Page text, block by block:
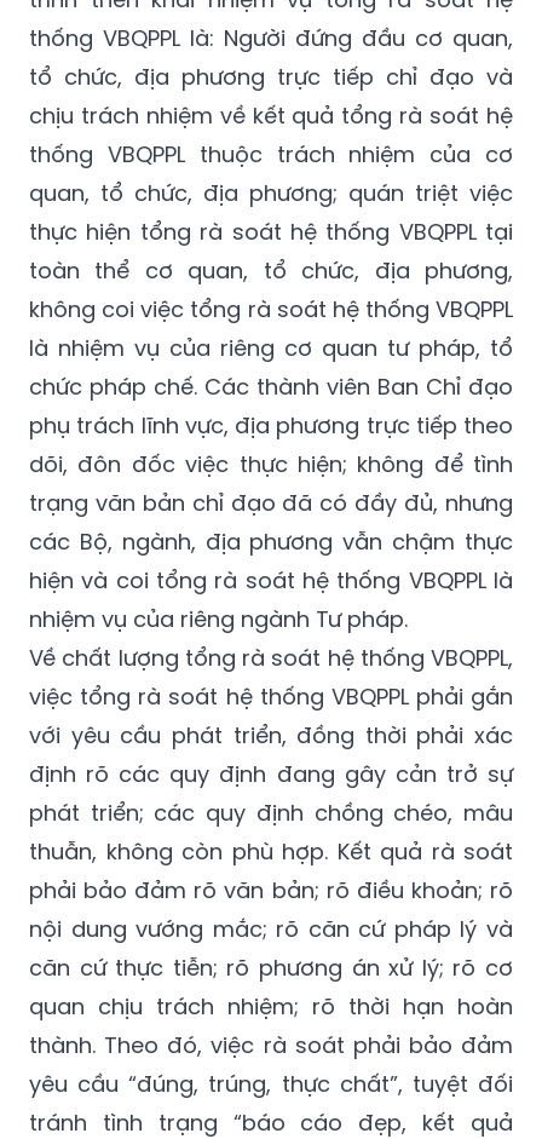
thống VBQPPL là: Người đứng đầu cơ quan,
tổ chức, địa phương trực tiếp chỉ đạo và
chịu trách nhiệm về kết quả tổng rà soát hệ
thống VBQPPL thuộc trách nhiệm của cơ
quan, tổ chức, địa phương; quán triệt việc
thực hiện tổng rà soát hệ thống VBQPPL tại
toàn thể cơ quan, tổ chức, địa phương,
không coi việc tổng rà soát hệ thống VBQPPL
là nhiệm vụ của riêng cơ quan tư pháp, tổ
chức pháp chế. Các thành viên Ban Chỉ đạo
phụ trách lĩnh vực, địa phương trực tiếp theo
dõi, đôn đốc việc thực hiện; không để tình
trạng văn bản chỉ đạo đã có đầy đủ, nhưng
các Bộ, ngành, địa phương vẫn chậm thực
hiện và coi tổng rà soát hệ thống VBQPPL là
nhiệm vụ của riêng ngành Tư pháp.
Về chất lượng tổng rà soát hệ thống VBQPPL,
việc tổng rà soát hệ thống VBQPPL phải gắn
với yêu cầu phát triển, đồng thời phải xác
định rõ các quy định đang gây cản trở sự
phát triển; các quy định chồng chéo, mâu
thuẫn, không còn phù hợp. Kết quả rà soát
phải bảo đảm rõ văn bản; rõ điều khoản; rõ
nội dung vướng mắc; rõ căn cứ pháp lý và
căn cứ thực tiễn; rõ phương án xử lý; rõ cơ
quan chịu trách nhiệm; rõ thời hạn hoàn
thành. Theo đó, việc rà soát phải bảo đảm
yêu cầu “đúng, trúng, thực chất”, tuyệt đối
tránh tình trạng “báo cáo đẹp, kết quả